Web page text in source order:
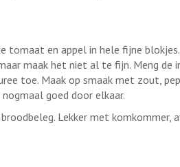
tomaat en appel in hele fijne
maak het niet al te fijn. Meng de
toe. Maak op smaak met zout,
goed door elkaar.
Lekker met komkommer,